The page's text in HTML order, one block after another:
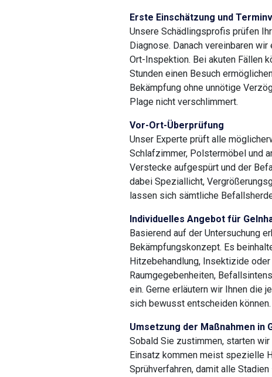
Erste Einschätzung und
Unsere Schädlingsprofis prüfen
Diagnose. Danach vereinbaren
Ort-Inspektion. Bei akuten Fällen
Stunden einen Besuch
Bekämpfung ohne unnötige
Plage nicht verschlimmert.
Vor-Ort-Überprüfung
Unser Experte prüft alle
Schlafzimmer, Polstermöbel und
Verstecke aufgespürt und der
dabei Speziallicht,
lassen sich sämtliche
Individuelles Angebot für
Basierend auf der Untersuchung
Bekämpfungskonzept. Es
Hitzebehandlung, Insektizide
Raumgegebenheiten,
ein. Gerne erläutern wir Ihnen die
sich bewusst entscheiden können.
Umsetzung der Maßnahmen in
Sobald Sie zustimmen, starten
Einsatz kommen meist spezielle
Sprühverfahren, damit alle